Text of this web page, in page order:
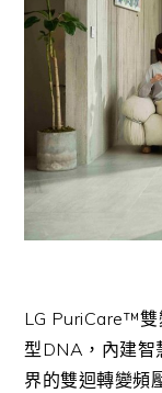
LG PuriCare™雙
型DNA，內建智
界的雙迴轉變頻